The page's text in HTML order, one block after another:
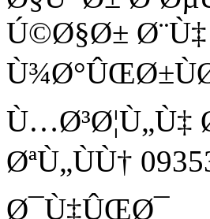
Ú©Ø§Ø± Ø¨Ù‡
ØªÙ„ÙÙ†
Ø¯Ù‡ÛŒØ¯